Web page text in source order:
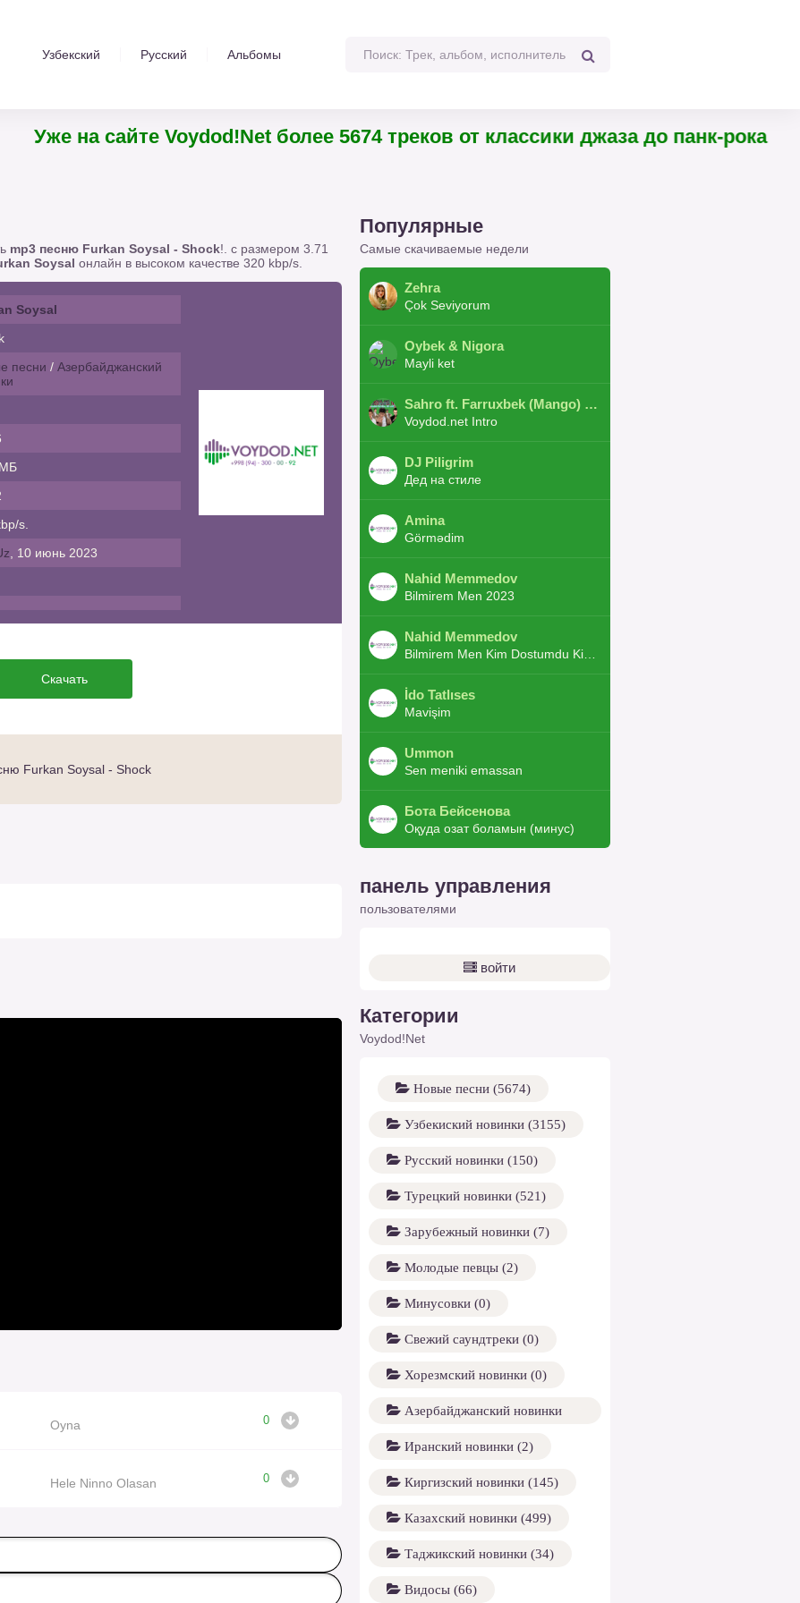
Узбекский Русский Альбомы
Уже на сайте Voydod!Net более 5674 треков от классики джаза до панк-рока
mp3 песню Furkan Soysal - Shock!. с размером 3.71
Soysal онлайн в высоком качестве 320 kbp/s.
Soysal
песни / Азербайджанский
s.
, 10 июнь 2023
Скачать
Furkan Soysal - Shock
Oyna 0
Hele Ninno Olasan 0
Популярные
Самые скачиваемые недели
Zehra
Çok Seviyorum
Oybek & Nigora
Mayli ket
Sahro ft. Farruxbek (Mango) ft. Shaxboz ft. Navruz and Zarba ft. DJ.JoHa
Voydod.net Intro
DJ Piligrim
Дед на стиле
Amina
Görmədim
Nahid Memmedov
Bilmirem Men 2023
Nahid Memmedov
İdo Tatlıses
Mavişim
Ummon
Sen meniki emassan
Бота Бейсенова
Оқуда озат боламын (минус)
панель управления
пользователями
войти
Категории
Voydod!Net
Новые песни (5674)
Узбекиский новинки (3155)
Русский новинки (150)
Турецкий новинки (521)
Зарубежный новинки (7)
Молодые певцы (2)
Минусовки (0)
Свежий саундтреки (0)
Хорезмский новинки (0)
Азербайджанский новинки
(1158)
Иранский новинки (2)
Киргизский новинки (145)
Казахский новинки (499)
Таджикский новинки (34)
Видосы (66)